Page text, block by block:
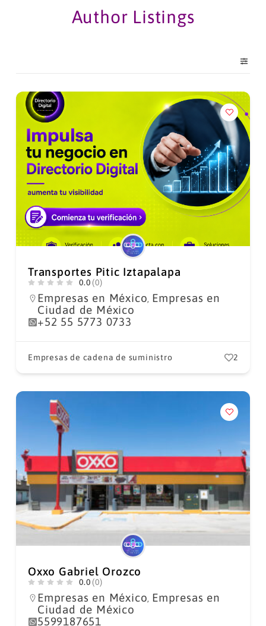
Author Listings
Transportes Pitic Iztapalapa
0.0 (0)
Empresas en México, Empresas en
Ciudad de México
+52 55 5773 0733
Empresas de cadena de suministro 2
Oxxo Gabriel Orozco
0.0 (0)
Empresas en México, Empresas en
Ciudad de México
5599187651